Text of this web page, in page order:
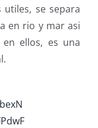
se separa
en rio y mar asi
ellos, es una